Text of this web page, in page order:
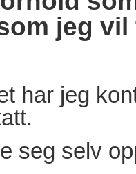
jeg vil
har jeg
seg selv